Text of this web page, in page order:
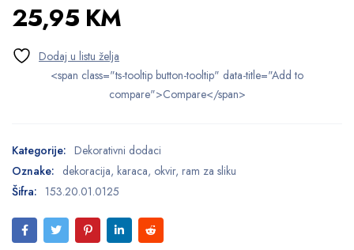
25,95 KM
<span class="ts-tooltip button-tooltip" data-title="Add to
compare">Compare</span>
Kategorije: Dekorativni dodaci
Oznake: dekoracija, karaca, okvir, ram za sliku
Šifra: 153.20.01.0125